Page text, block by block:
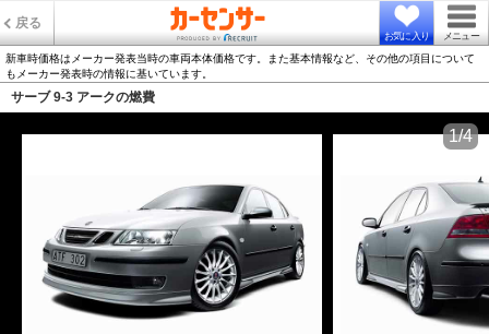
戻る
お気に入り メニュー
新車時価格はメーカー発表当時の車両本体価格です。また基本情報など、その他の項目について
もメーカー発表時の情報に基いています。
サーブ 9-3 アークの燃費
1/4